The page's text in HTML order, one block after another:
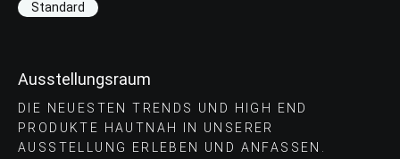
Standard
Ausstellungsraum
DIE NEUESTEN TRENDS UND HIGH END
PRODUKTE HAUTNAH IN UNSERER
AUSSTELLUNG ERLEBEN UND ANFASSEN.